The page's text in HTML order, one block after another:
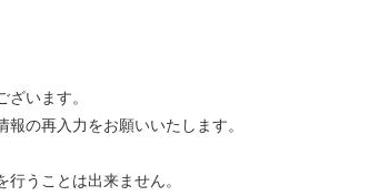
います。
の再入力をお願いいたします。
うことは出来ません。